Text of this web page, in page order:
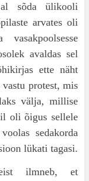
sõda üli­kooli
arvates oli
avaldas sel
ette näht
protest, mis
välja, millise
oli õigus sellele
sedakorda
lükati tagasi.
ilmneb, et